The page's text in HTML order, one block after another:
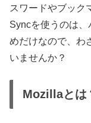
スワードやブック
Syncを使うのは
めだけなので、わ
いませんか？
Mozillaとは